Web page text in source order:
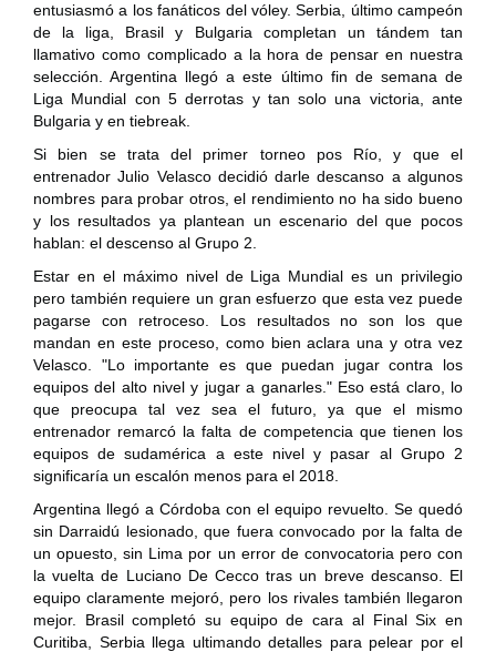
entusiasmó a los fanáticos del vóley. Serbia, último campeón
de la liga, Brasil y Bulgaria completan un tándem tan
llamativo como complicado a la hora de pensar en nuestra
selección. Argentina llegó a este último fin de semana de
Liga Mundial con 5 derrotas y tan solo una victoria, ante
Bulgaria y en tiebreak.
Si bien se trata del primer torneo pos Río, y que el
entrenador Julio Velasco decidió darle descanso a algunos
nombres para probar otros, el rendimiento no ha sido bueno
y los resultados ya plantean un escenario del que pocos
hablan: el descenso al Grupo 2.
Estar en el máximo nivel de Liga Mundial es un privilegio
pero también requiere un gran esfuerzo que esta vez puede
pagarse con retroceso. Los resultados no son los que
mandan en este proceso, como bien aclara una y otra vez
Velasco. "Lo importante es que puedan jugar contra los
equipos del alto nivel y jugar a ganarles." Eso está claro, lo
que preocupa tal vez sea el futuro, ya que el mismo
entrenador remarcó la falta de competencia que tienen los
equipos de sudamérica a este nivel y pasar al Grupo 2
significaría un escalón menos para el 2018.
Argentina llegó a Córdoba con el equipo revuelto. Se quedó
sin Darraidú lesionado, que fuera convocado por la falta de
un opuesto, sin Lima por un error de convocatoria pero con
la vuelta de Luciano De Cecco tras un breve descanso. El
equipo claramente mejoró, pero los rivales también llegaron
mejor. Brasil completó su equipo de cara al Final Six en
Curitiba, Serbia llega ultimando detalles para pelear por el